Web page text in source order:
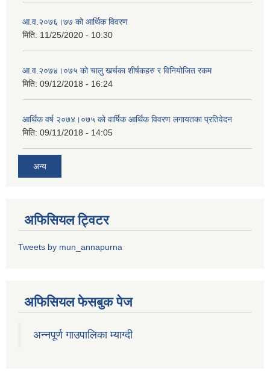
आ.व.२०७६।७७ को आर्थिक विवरण
मिति: 11/25/2020 - 10:30
आ.व.२०७४।०७५ को चालु खर्चका शीर्षकहरु र विनियोजित रकम
मिति: 09/12/2018 - 16:24
आर्थिक वर्ष २०७४।०७५ को वार्षिक आर्थिक विवरण लगायतका प्रतिवेदन
मिति: 09/11/2018 - 14:05
अन्य
अफिसियल ट्विटर
Tweets by mun_annapurna
अफिसियल फेसबुक पेज
अन्नपूर्ण गाउपालिका म्याग्दी